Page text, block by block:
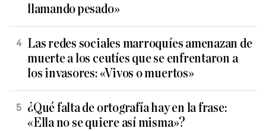
llamando pesado»
Las redes sociales marroquíes amenazan de
muerte a los ceutíes que se enfrentaron a
los invasores: «Vivos o muertos»
¿Qué falta de ortografía hay en la frase:
«Ella no se quiere así misma»?